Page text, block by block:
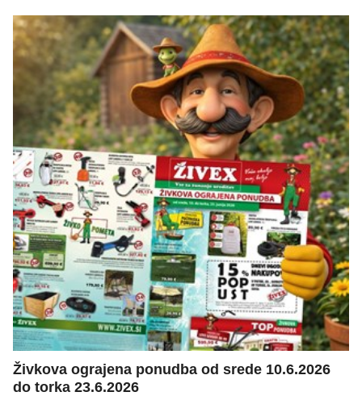
Živkova ograjena ponudba od srede 10.6.2026
do torka 23.6.2026